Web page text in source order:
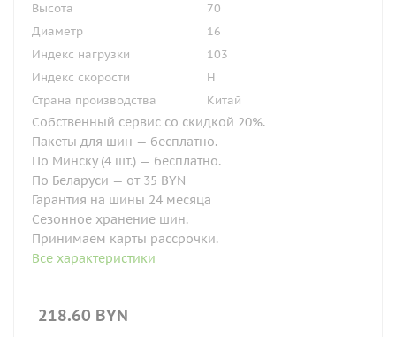
Высота
70
Диаметр
16
Индекс нагрузки
103
Индекс скорости
H
Страна производства
Китай
Собственный сервис со скидкой 20%.
Пакеты для шин — бесплатно.
По Минску (4 шт.) — бесплатно.
По Беларуси — от 35 BYN
Гарантия на шины 24 месяца
Сезонное хранение шин.
Принимаем карты рассрочки.
Все характеристики
218.60 BYN